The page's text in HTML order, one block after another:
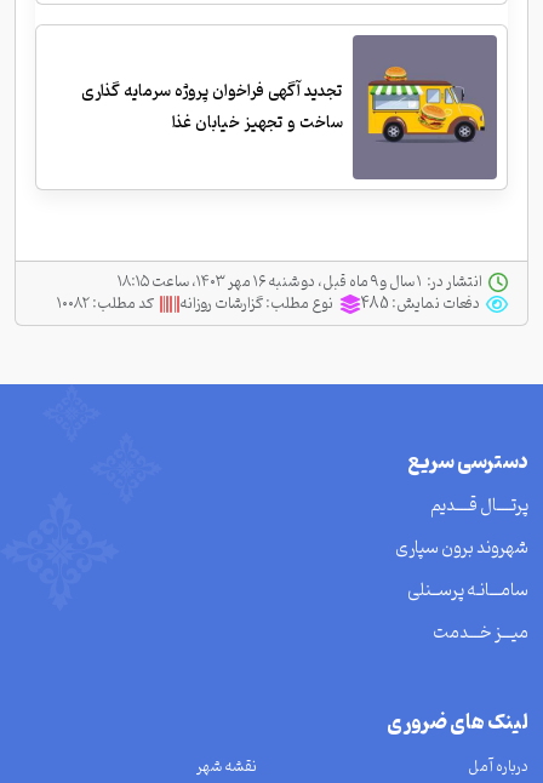
تجدید آگهی فراخوان پروژه سرمایه گذاری
ساخت و تجهیز خیابان غذا
انتشار در:
دفعات نمایش:485 نوع مطلب:گزارشات روزانه کد مطلب:۱۰۰۸۲
دسترسی سریع
پرتــــال قــــدیم
شهروند برون سپاری
سامـــانـه پرســنلی
میـــز خـــدمت
لینک های ضروری
درباره آمل
نقشه شهر